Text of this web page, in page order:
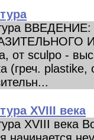
от sculpo -
(греч.
XVIII века
XVIII века